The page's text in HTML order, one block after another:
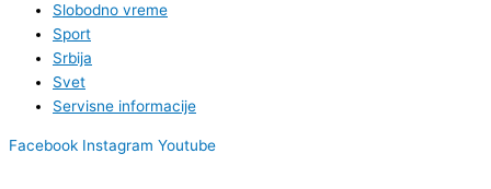
Slobodno vreme
Sport
Srbija
Svet
Servisne informacije
Facebook Instagram Youtube